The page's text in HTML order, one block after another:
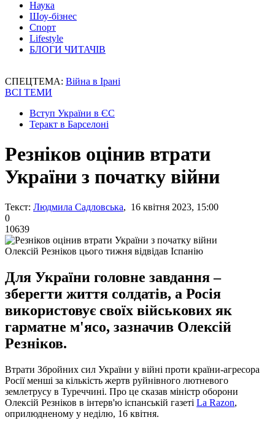
Наука
Шоу-бізнес
Спорт
Lifestyle
БЛОГИ ЧИТАЧІВ
СПЕЦТЕМА: Війна в Ірані
ВСІ ТЕМИ
Вступ України в ЄС
Теракт в Барселоні
Резніков оцінив втрати
України з початку війни
Текст: Людмила Садловська, 16 квітня 2023, 15:00
0
10639
Олексій Резніков цього тижня відвідав Іспанію
Для України головне завдання –
зберегти життя солдатів, а Росія
використовує своїх військових як
гарматне м'ясо, зазначив Олексій
Резніков.
Втрати Збройних сил України у війні проти країни-агресора
Росії менші за кількість жертв руйнівного лютневого
землетрусу в Туреччині. Про це сказав міністр оборони
Олексій Резніков в інтерв'ю іспанській газеті La Razon,
оприлюдненому у неділю, 16 квітня.